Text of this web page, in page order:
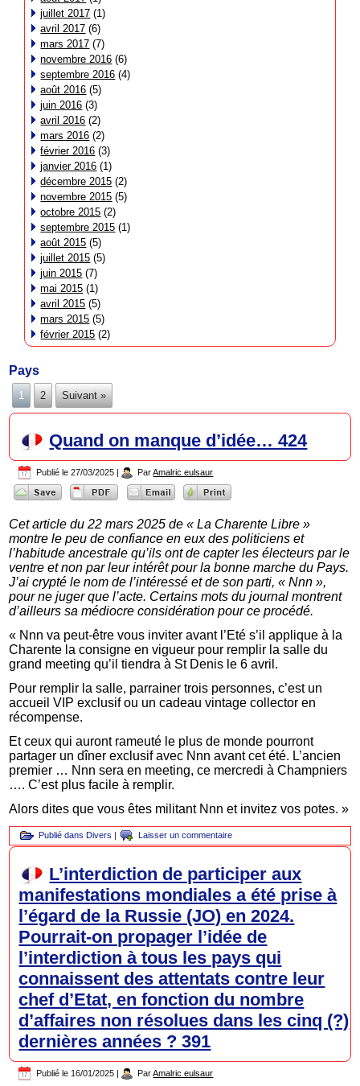
juillet 2017 (1)
avril 2017 (6)
mars 2017 (7)
novembre 2016 (6)
septembre 2016 (4)
août 2016 (5)
juin 2016 (3)
avril 2016 (2)
mars 2016 (2)
février 2016 (3)
janvier 2016 (1)
décembre 2015 (2)
novembre 2015 (5)
octobre 2015 (2)
septembre 2015 (1)
août 2015 (5)
juillet 2015 (5)
juin 2015 (7)
mai 2015 (1)
avril 2015 (5)
mars 2015 (5)
février 2015 (2)
Pays
1 2 Suivant »
Quand on manque d’idée… 424
Publié le 27/03/2025 | Par Amalric eulsaur
Cet article du 22 mars 2025 de « La Charente Libre »
montre le peu de confiance en eux des politiciens et
l’habitude ancestrale qu’ils ont de capter les électeurs par le
ventre et non par leur intérêt pour la bonne marche du Pays.
J’ai crypté le nom de l’intéressé et de son parti, « Nnn »,
pour ne juger que l’acte. Certains mots du journal montrent
d’ailleurs sa médiocre considération pour ce procédé.
« Nnn va peut-être vous inviter avant l’Eté s’il applique à la
Charente la consigne en vigueur pour remplir la salle du
grand meeting qu’il tiendra à St Denis le 6 avril.
Pour remplir la salle, parrainer trois personnes, c’est un
accueil VIP exclusif ou un cadeau vintage collector en
récompense.
Et ceux qui auront rameuté le plus de monde pourront
partager un dîner exclusif avec Nnn avant cet été. L’ancien
premier … Nnn sera en meeting, ce mercredi à Champniers
…. C’est plus facile à remplir.
Alors dites que vous êtes militant Nnn et invitez vos potes. »
Publié dans Divers | Laisser un commentaire
L’interdiction de participer aux
manifestations mondiales a été prise à
l’égard de la Russie (JO) en 2024.
Pourrait-on propager l’idée de
l’interdiction à tous les pays qui
connaissent des attentats contre leur
chef d’Etat, en fonction du nombre
d’affaires non résolues dans les cinq (?)
dernières années ? 391
Publié le 16/01/2025 | Par Amalric eulsaur